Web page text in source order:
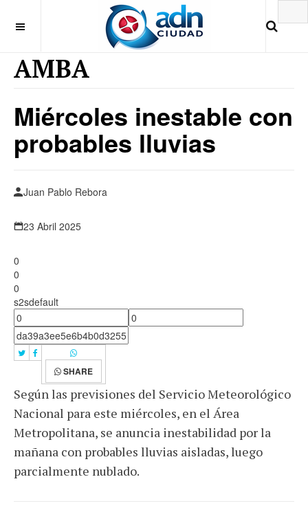
AMBA
Miércoles inestable con
probables lluvias
Juan Pablo Rebora
23 Abril 2025
0
0
0
s2sdefault
SHARE
Según las previsiones del Servicio Meteorológico
Nacional para este miércoles, en el Área
Metropolitana, se anuncia inestabilidad por la
mañana con probables lluvias aisladas, luego
parcialmente nublado.